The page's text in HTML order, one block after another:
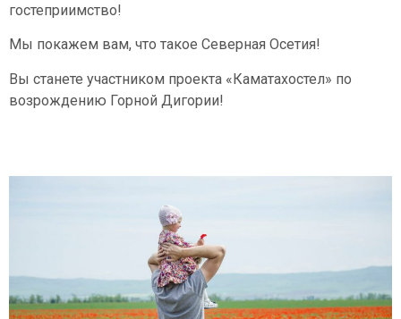
гостеприимство!
Мы покажем вам, что такое Северная Осетия!
Вы станете участником проекта «Каматахостел» по
возрождению Горной Дигории!